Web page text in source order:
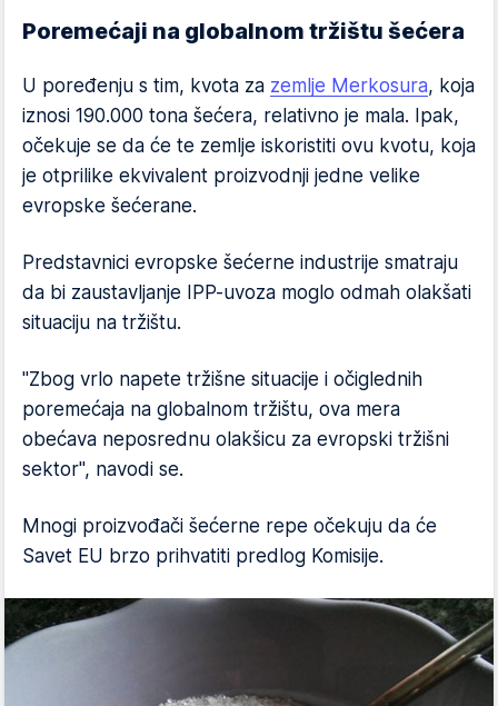
Poremećaji na globalnom tržištu šećera
U poređenju s tim, kvota za zemlje Merkosura, koja
iznosi 190.000 tona šećera, relativno je mala. Ipak,
očekuje se da će te zemlje iskoristiti ovu kvotu, koja
je otprilike ekvivalent proizvodnji jedne velike
evropske šećerane.
Predstavnici evropske šećerne industrije smatraju
da bi zaustavljanje IPP-uvoza moglo odmah olakšati
situaciju na tržištu.
"Zbog vrlo napete tržišne situacije i očiglednih
poremećaja na globalnom tržištu, ova mera
obećava neposrednu olakšicu za evropski tržišni
sektor", navodi se.
Mnogi proizvođači šećerne repe očekuju da će
Savet EU brzo prihvatiti predlog Komisije.